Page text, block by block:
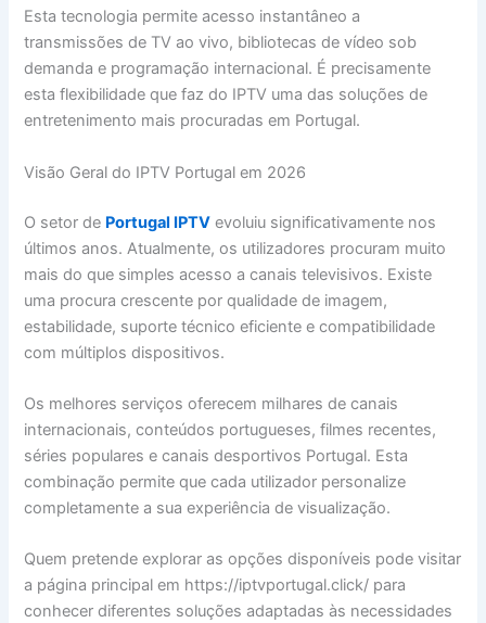
Esta tecnologia permite acesso instantâneo a
transmissões de TV ao vivo, bibliotecas de vídeo sob
demanda e programação internacional. É precisamente
esta flexibilidade que faz do IPTV uma das soluções de
entretenimento mais procuradas em Portugal.
Visão Geral do IPTV Portugal em 2026
O setor de Portugal IPTV evoluiu significativamente nos
últimos anos. Atualmente, os utilizadores procuram muito
mais do que simples acesso a canais televisivos. Existe
uma procura crescente por qualidade de imagem,
estabilidade, suporte técnico eficiente e compatibilidade
com múltiplos dispositivos.
Os melhores serviços oferecem milhares de canais
internacionais, conteúdos portugueses, filmes recentes,
séries populares e canais desportivos Portugal. Esta
combinação permite que cada utilizador personalize
completamente a sua experiência de visualização.
Quem pretende explorar as opções disponíveis pode visitar
a página principal em https://iptvportugal.click/ para
conhecer diferentes soluções adaptadas às necessidades